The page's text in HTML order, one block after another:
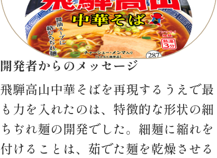
開発者からのメッセージ
飛騨高山中華そばを再現するうえで最
も力を入れたのは、特徴的な形状の細
ちぢれ麺の開発でした。細麺に縮れを
付けることは、茹でた麺を乾燥させる